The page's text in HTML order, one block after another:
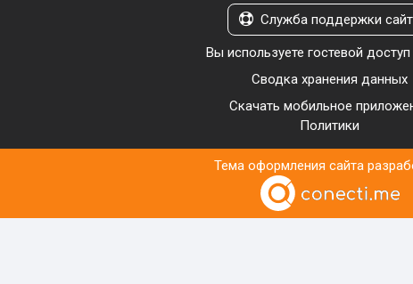
Служба поддержки
Вы используете гостевой
Сводка хранения данных
Скачать мобильное
Политики
Тема оформления сайта